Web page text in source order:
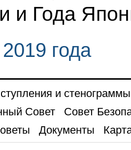
и Года
года
и стенограммы
Совет
Совет
Документы